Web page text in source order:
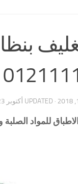
· UPDATED أكتوبر 23, 2023
الصلبة والقطع